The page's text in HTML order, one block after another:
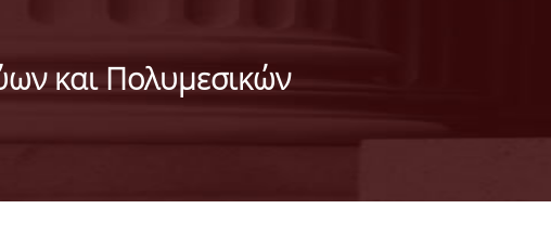
και Πολυμεσικών